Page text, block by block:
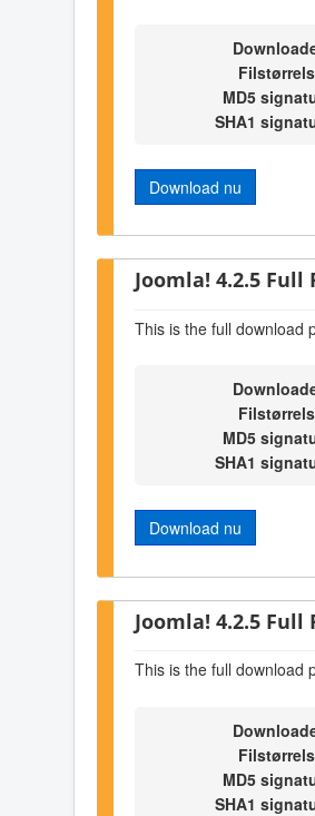
MD5
SHA1
Download nu
Joomla! 4.2.5 Full
This is the full download
MD5
SHA1
Download nu
Joomla! 4.2.5 Full
This is the full download
MD5
SHA1